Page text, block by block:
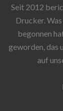
Seit 2012
Drucker.
begonnen
geworden, das
auf